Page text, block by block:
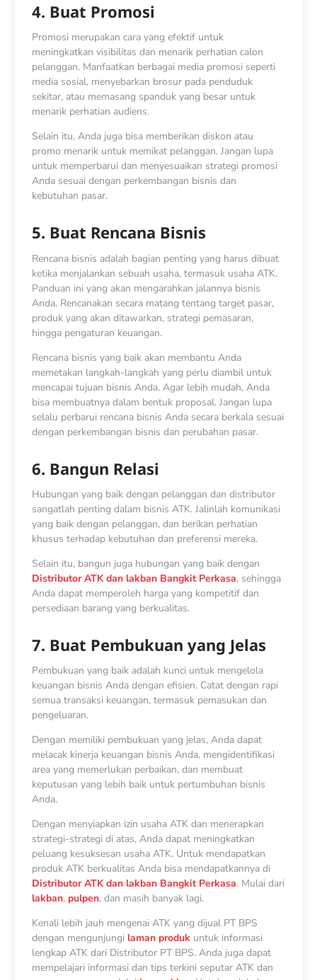
4. Buat Promosi
Promosi merupakan cara yang efektif untuk
meningkatkan visibilitas dan menarik perhatian calon
pelanggan. Manfaatkan berbagai media promosi seperti
media sosial, menyebarkan brosur pada penduduk
sekitar, atau memasang spanduk yang besar untuk
menarik perhatian audiens.
Selain itu, Anda juga bisa memberikan diskon atau
promo menarik untuk memikat pelanggan. Jangan lupa
untuk memperbarui dan menyesuaikan strategi promosi
Anda sesuai dengan perkembangan bisnis dan
kebutuhan pasar.
5. Buat Rencana Bisnis
Rencana bisnis adalah bagian penting yang harus dibuat
ketika menjalankan sebuah usaha, termasuk usaha ATK.
Panduan ini yang akan mengarahkan jalannya bisnis
Anda. Rencanakan secara matang tentang target pasar,
produk yang akan ditawarkan, strategi pemasaran,
hingga pengaturan keuangan.
Rencana bisnis yang baik akan membantu Anda
memetakan langkah-langkah yang perlu diambil untuk
mencapai tujuan bisnis Anda. Agar lebih mudah, Anda
bisa membuatnya dalam bentuk proposal. Jangan lupa
selalu perbarui rencana bisnis Anda secara berkala sesuai
dengan perkembangan bisnis dan perubahan pasar.
6. Bangun Relasi
Hubungan yang baik dengan pelanggan dan distributor
sangatlah penting dalam bisnis ATK. Jalinlah komunikasi
yang baik dengan pelanggan, dan berikan perhatian
khusus terhadap kebutuhan dan preferensi mereka.
Selain itu, bangun juga hubungan yang baik dengan
Distributor ATK dan lakban Bangkit Perkasa, sehingga
Anda dapat memperoleh harga yang kompetitif dan
persediaan barang yang berkualitas.
7. Buat Pembukuan yang Jelas
Pembukuan yang baik adalah kunci untuk mengelola
keuangan bisnis Anda dengan efisien. Catat dengan rapi
semua transaksi keuangan, termasuk pemasukan dan
pengeluaran.
Dengan memiliki pembukuan yang jelas, Anda dapat
melacak kinerja keuangan bisnis Anda, mengidentifikasi
area yang memerlukan perbaikan, dan membuat
keputusan yang lebih baik untuk pertumbuhan bisnis
Anda.
Dengan menyiapkan izin usaha ATK dan menerapkan
strategi-strategi di atas, Anda dapat meningkatkan
peluang kesuksesan usaha ATK. Untuk mendapatkan
produk ATK berkualitas Anda bisa mendapatkannya di
Distributor ATK dan lakban Bangkit Perkasa. Mulai dari
lakban, pulpen, dan masih banyak lagi.
Kenali lebih jauh mengenai ATK yang dijual PT BPS
dengan mengunjungi laman produk untuk informasi
lengkap ATK dari Distributor PT BPS. Anda juga dapat
mempelajari informasi dan tips terkini seputar ATK dan